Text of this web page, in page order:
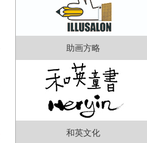
助画方略
和英文化